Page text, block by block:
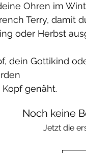
Ohren im
Terry, damit
oder Herbst
dein Gottikind
genäht.
Noch keine
Jetzt die